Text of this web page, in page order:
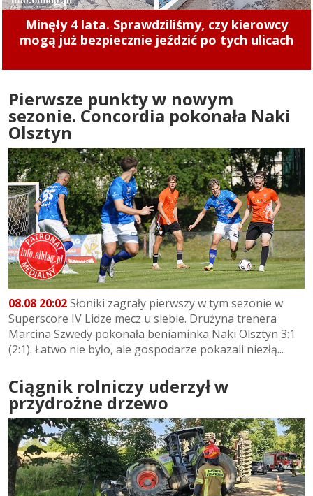
Minęły 4 lata. Sprawdziliśmy, czy kierowcy
mogą już bezpiecznie jeździć po tych ulicach
Pierwsze punkty w nowym
sezonie. Concordia pokonała Naki
Olsztyn
08.08 20:02Słoniki zagrały pierwszy w tym sezonie w
Superscore IV Lidze mecz u siebie. Drużyna trenera
Marcina Szwedy pokonała beniaminka Naki Olsztyn 3:1
(2:1). Łatwo nie było, ale gospodarze pokazali niezłą...
Ciągnik rolniczy uderzył w
przydrożne drzewo